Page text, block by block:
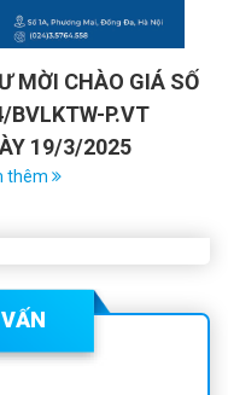
MỜI CHÀO GIÁ SỐ
BVLKTW - P.VT
19/3/2025
thêm